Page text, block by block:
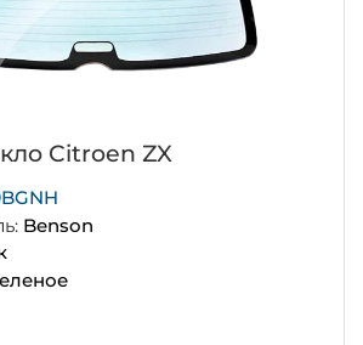
Citroen ZX
Benson